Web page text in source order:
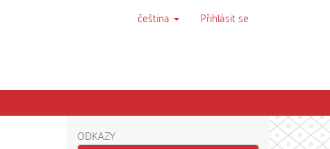
čeština Přihlásit se
ODKAZY